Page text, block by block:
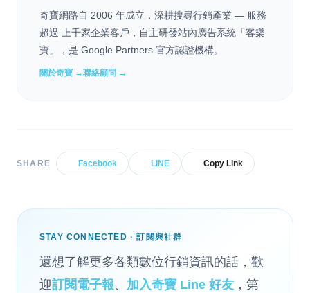
奇寶網路自 2006 年成立，深耕搜尋行銷產業 — 服務
超過 上千家企業客戶，自主研發站內廣告系統「客樂
寶」，是 Google Partners 官方認證機構。
關於奇寶 →聯絡顧問 →
SHARE Facebook LINE Copy Link
STAY CONNECTED · 訂閱與社群
還想了解更多各類數位行銷資訊的話，歡
迎訂閱電子報、 加入奇寶 Line 好友 ，第